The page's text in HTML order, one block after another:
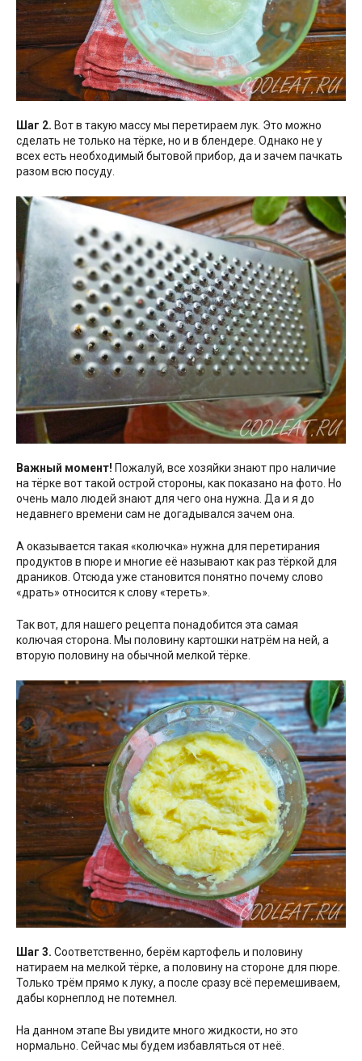
Шаг 2. Вот в такую массу мы перетираем лук. Это можно
сделать не только на тёрке, но и в блендере. Однако не у
всех есть необходимый бытовой прибор, да и зачем пачкать
разом всю посуду.
Важный момент! Пожалуй, все хозяйки знают про наличие
на тёрке вот такой острой стороны, как показано на фото. Но
очень мало людей знают для чего она нужна. Да и я до
недавнего времени сам не догадывался зачем она.
А оказывается такая «колючка» нужна для перетирания
продуктов в пюре и многие её называют как раз тёркой для
драников. Отсюда уже становится понятно почему слово
«драть» относится к слову «тереть».
Так вот, для нашего рецепта понадобится эта самая
колючая сторона. Мы половину картошки натрём на ней, а
вторую половину на обычной мелкой тёрке.
Шаг 3. Соответственно, берём картофель и половину
натираем на мелкой тёрке, а половину на стороне для пюре.
Только трём прямо к луку, а после сразу всё перемешиваем,
дабы корнеплод не потемнел.
На данном этапе Вы увидите много жидкости, но это
нормально. Сейчас мы будем избавляться от неё.